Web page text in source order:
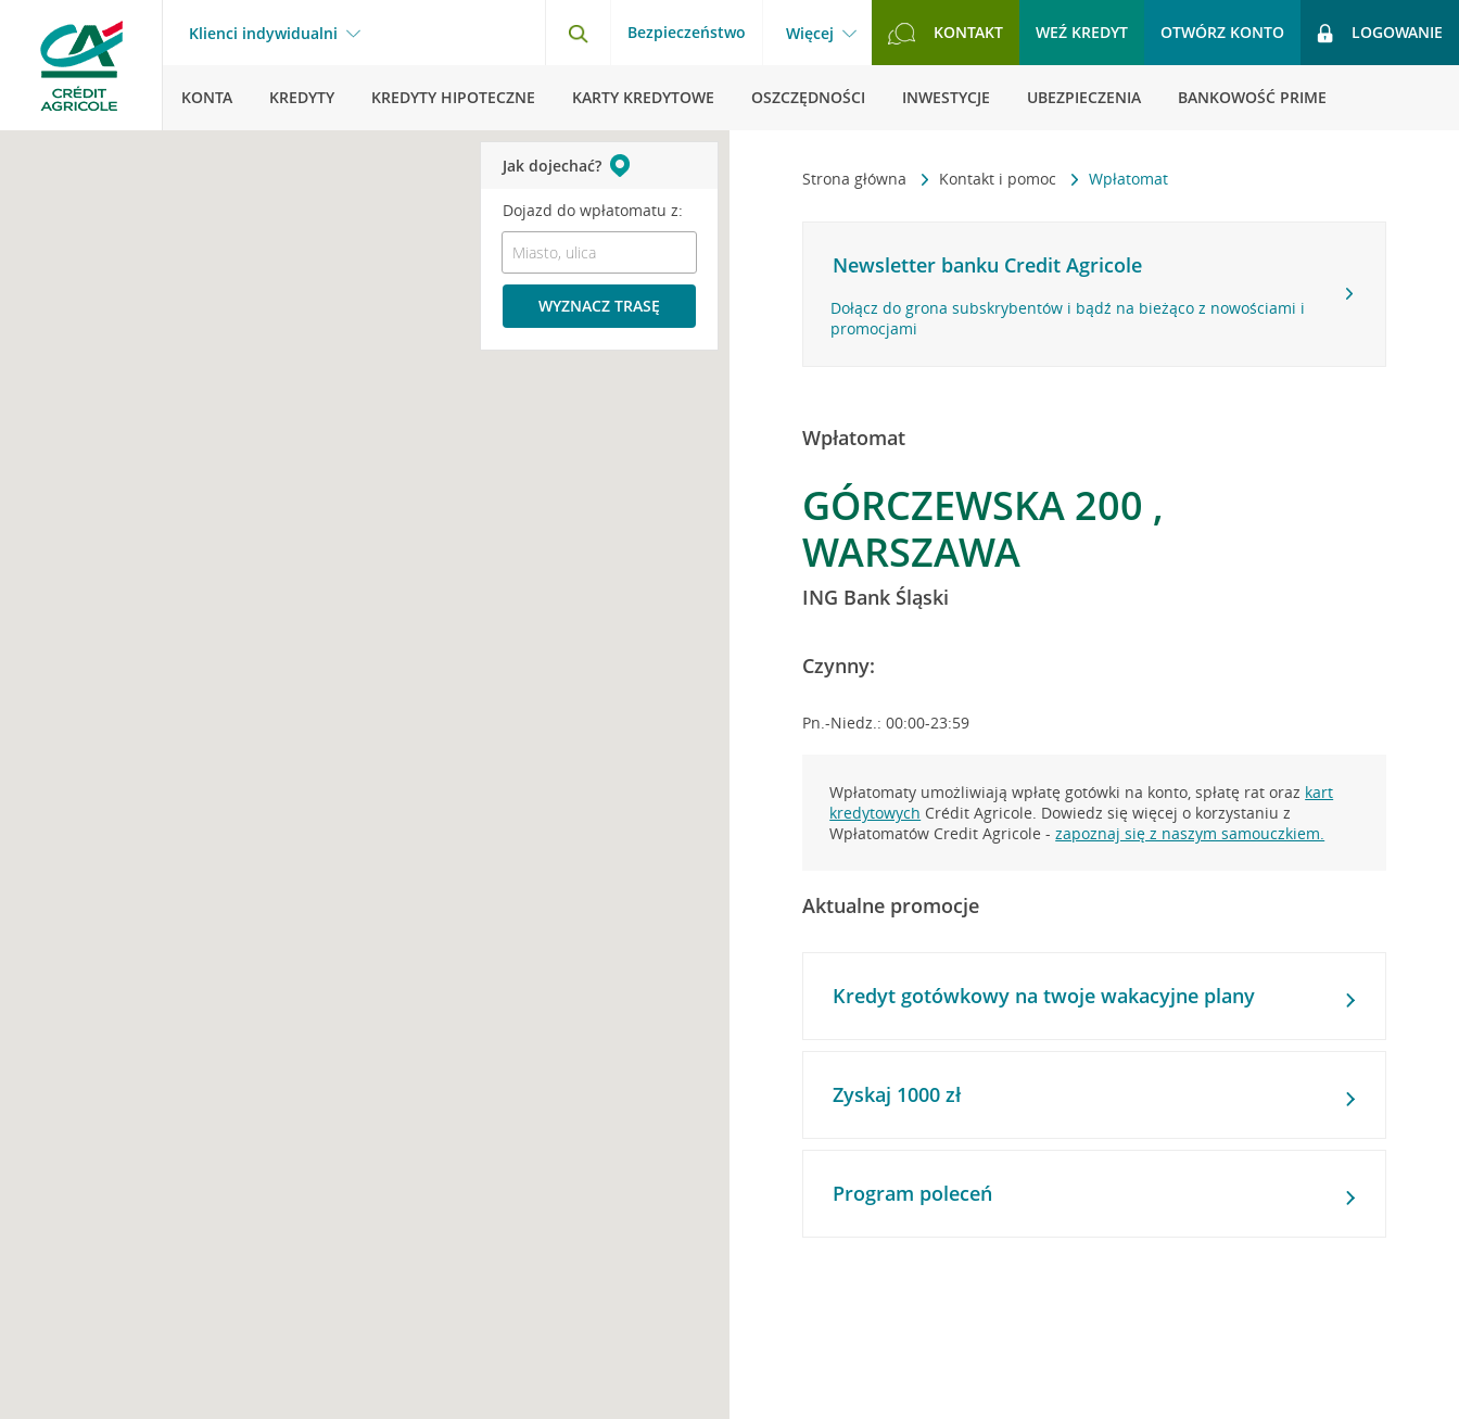
Klienci indywidualni Bezpieczeństwo Więcej KONTAKT WEŹ KREDYT OTWÓRZ KONTO LOGOWANIE
KONTA KREDYTY KREDYTY HIPOTECZNE KARTY KREDYTOWE OSZCZĘDNOŚCI INWESTYCJE UBEZPIECZENIA BANKOWOŚĆ PRIME
Strona główna Kontakt i pomoc Wpłatomat
Newsletter banku Credit Agricole
Dołącz do grona subskrybentów i bądź na bieżąco z nowościami i
promocjami
Wpłatomat
GÓRCZEWSKA 200 ,
WARSZAWA
ING Bank Śląski
Czynny:
Pn.-Niedz.: 00:00-23:59
Wpłatomaty umożliwiają wpłatę gotówki na konto, spłatę rat oraz kart
kredytowych Crédit Agricole. Dowiedz się więcej o korzystaniu z
Wpłatomatów Credit Agricole -zapoznaj się z naszym samouczkiem.
Aktualne promocje
Kredyt gotówkowy na twoje wakacyjne plany
Zyskaj 1000 zł
Program poleceń
Jak dojechać?
Dojazd do wpłatomatu z:
WYZNACZ TRASĘ